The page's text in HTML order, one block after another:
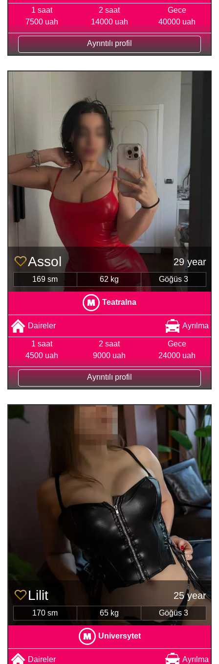
1 saat
7500 uah
2 saat
14000 uah
Gece
40000 uah
Ayrıntılı profil
Assol 29 year
169 sm 62 kg Göğüs 3
Teatralna
Daireler Ayrılma
1 saat
4500 uah
2 saat
9000 uah
Gece
24000 uah
Ayrıntılı profil
Lilit 25 year
170 sm 65 kg Göğüs 3
Universytet
Daireler Ayrılma